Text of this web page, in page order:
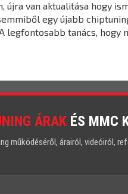
van aktualitása hogy
egy újabb
legfontosabb tanács,
ÁRAK ÉS MMC
működéséről, árairól, videóiról,